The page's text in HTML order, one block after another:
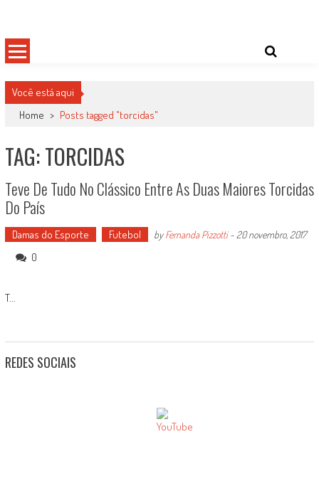
content
Você está aqui
Home > Posts tagged "torcidas"
TAG: TORCIDAS
Teve De Tudo No Clássico Entre As Duas Maiores Torcidas
Do País
Damas do Esporte Futebol byFernanda Pizzotti- 20 novembro, 2017
0
T...
REDES SOCIAIS